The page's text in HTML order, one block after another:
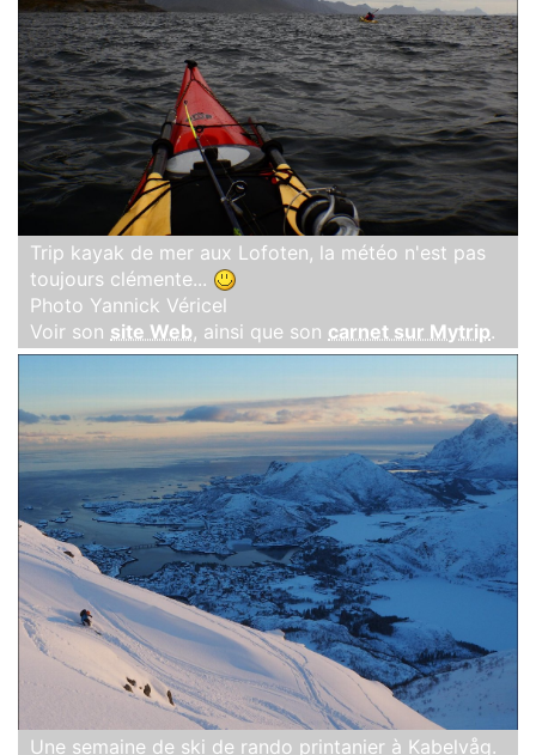
Trip kayak de mer aux Lofoten, la météo n'est pas
toujours clémente...
Photo Yannick Véricel
Voir son site Web, ainsi que son carnet sur Mytrip.
Une semaine de ski de rando printanier à Kabelvåg.